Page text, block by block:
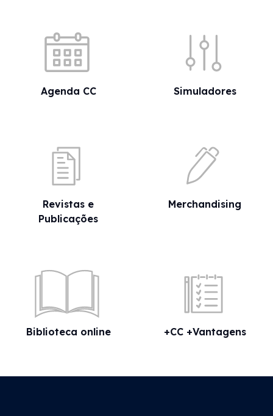
Agenda CC Simuladores
Revistas e
Publicações
Merchandising
Biblioteca online +CC +Vantagens